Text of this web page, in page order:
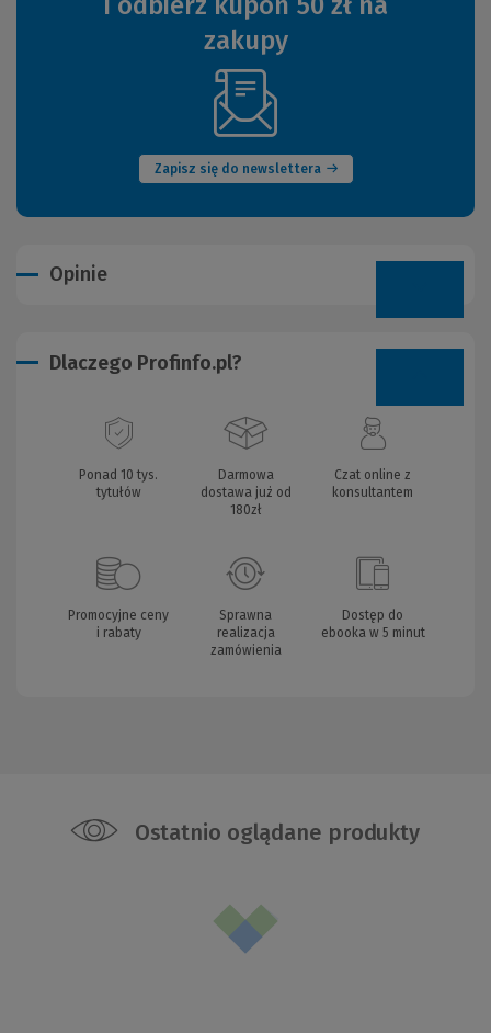
zakupy
Zapisz się do newslettera
(Nowe
okno)
Opinie
Dlaczego Profinfo.pl?
Ponad 10 tys.
tytułów
Darmowa
dostawa już od
180zł
Czat online z
konsultantem
Promocyjne ceny
i rabaty
Sprawna
realizacja
zamówienia
Dostęp do
ebooka w 5 minut
Ostatnio oglądane produkty